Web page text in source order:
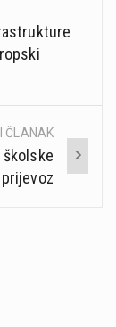
ČLANAK